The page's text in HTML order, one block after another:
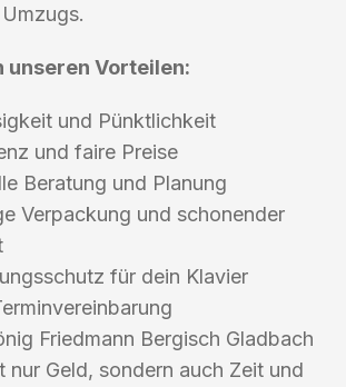
unseren Vorteilen:
und Pünktlichkeit
und faire Preise
Beratung und Planung
Verpackung und schonender
für dein Klavier
Friedmann Bergisch Gladbach
nur Geld, sondern auch Zeit und